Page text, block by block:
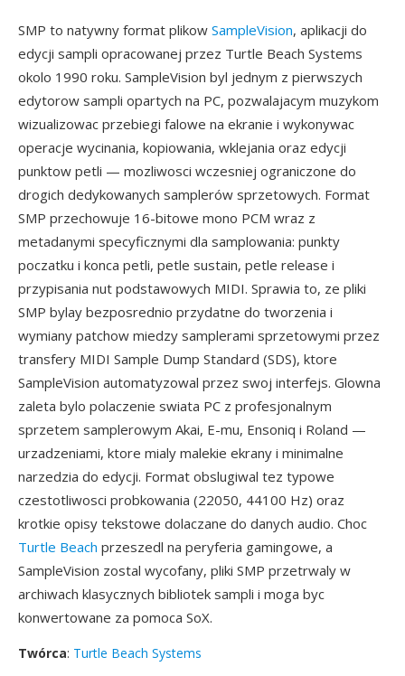
SMP to natywny format plikow SampleVision, aplikacji do
edycji sampli opracowanej przez Turtle Beach Systems
okolo 1990 roku. SampleVision byl jednym z pierwszych
edytorow sampli opartych na PC, pozwalajacym muzykom
wizualizowac przebiegi falowe na ekranie i wykonywac
operacje wycinania, kopiowania, wklejania oraz edycji
punktow petli — mozliwosci wczesniej ograniczone do
drogich dedykowanych samplerów sprzetowych. Format
SMP przechowuje 16-bitowe mono PCM wraz z
metadanymi specyficznymi dla samplowania: punkty
poczatku i konca petli, petle sustain, petle release i
przypisania nut podstawowych MIDI. Sprawia to, ze pliki
SMP bylay bezposrednio przydatne do tworzenia i
wymiany patchow miedzy samplerami sprzetowymi przez
transfery MIDI Sample Dump Standard (SDS), ktore
SampleVision automatyzowal przez swoj interfejs. Glowna
zaleta bylo polaczenie swiata PC z profesjonalnym
sprzetem samplerowym Akai, E-mu, Ensoniq i Roland —
urzadzeniami, ktore mialy malekie ekrany i minimalne
narzedzia do edycji. Format obslugiwal tez typowe
czestotliwosci probkowania (22050, 44100 Hz) oraz
krotkie opisy tekstowe dolaczane do danych audio. Choc
Turtle Beach przeszedl na peryferia gamingowe, a
SampleVision zostal wycofany, pliki SMP przetrwaly w
archiwach klasycznych bibliotek sampli i moga byc
konwertowane za pomoca SoX.
Twórca: Turtle Beach Systems